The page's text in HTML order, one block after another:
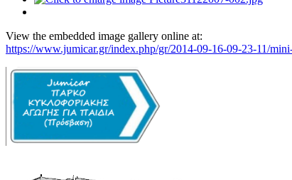
View the embedded image gallery online at:
https://www.jumicar.gr/index.php/gr/2014-09-16-09-23-11/